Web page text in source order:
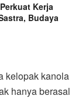
Kerja
Budaya
kelopak kanola
hanya berasal